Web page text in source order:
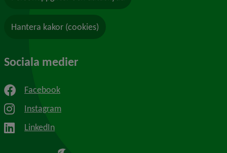
Hantera kakor (cookies)
Sociala medier
Facebook
Instagram
LinkedIn